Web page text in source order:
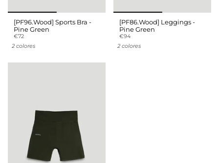
[PF96.Wood] Sports Bra -
Pine Green
€72
2 colores
[PF86.Wood] Leggings -
Pine Green
€94
2 colores